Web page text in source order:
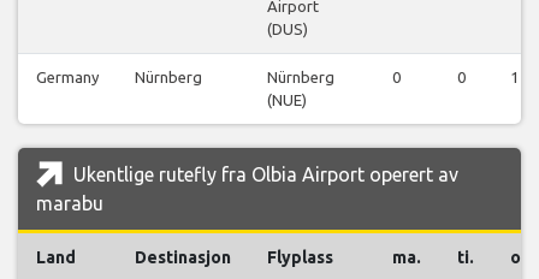
Airport
(DUS)
Germany Nürnberg
Nürnberg
(NUE)
0 0 1
Ukentlige rutefly fra Olbia Airport operert av
marabu
Land Destinasjon Flyplass ma. ti. on.